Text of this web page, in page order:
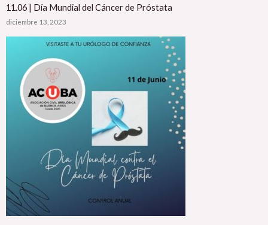
11.06 | Día Mundial del Cáncer de Próstata
diciembre 13, 2023